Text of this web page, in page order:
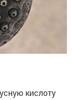
кислоту